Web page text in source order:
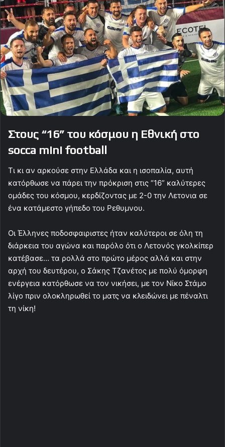
Στους “16” του κόσμου η Εθνική στο
socca mini football
Τι κι αν αρκούσε στην Ελλάδα και η ισοπαλία, αυτή
κατόρθωσε να πάρει την πρόκριση στις “16” καλύτερες
ομάδες του κόσμου, κερδίζοντας με 2-0 την Λετονια σε
ένα κατάμεστο γήπεδο του Ρεθυμνου.
Οι Έλληνες ποδοσφαιριστες ήταν καλύτεροι σε όλη τη
διάρκεια του αγώνα και παρόλο ότι ο Λετονός γκολκίπερ
κατέβασε… τα ρολλά στο πρώτο μέρος αλλά και στην
αρχή του δευτέρου, ο Σάκης Τζανέτος με πολύ όμορφη
ενέργεια κατόρθωσε να τον νικήσει, με τον Νίκο Στάμο
λίγο πριν ολοκληρωθεί το ματς να κλειδώνει με πέναλτι
τη νίκη!